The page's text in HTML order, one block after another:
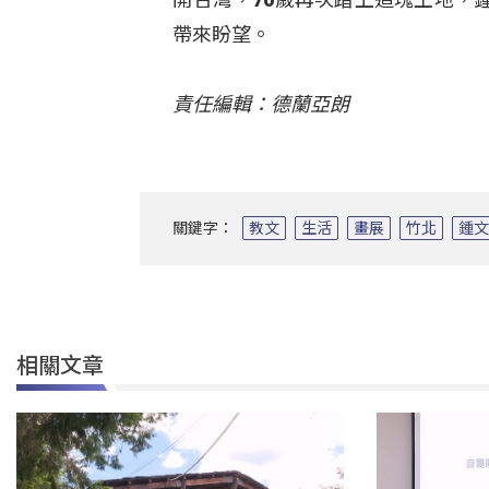
帶來盼望。
責任編輯：德蘭亞朗
關鍵字： 教文 生活 畫展 竹北 鍾
相關文章